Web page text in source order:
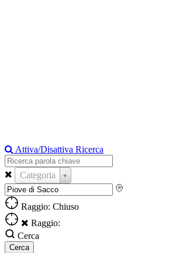
Attiva/Disattiva Ricerca
Categoria
Raggio: Chiuso
Raggio:
Cerca